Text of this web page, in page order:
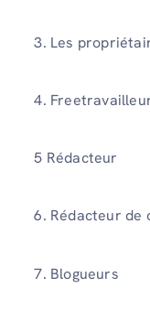
3. Les
4.
5 Rédacteur
6. Rédacteur de
7. Blogueurs